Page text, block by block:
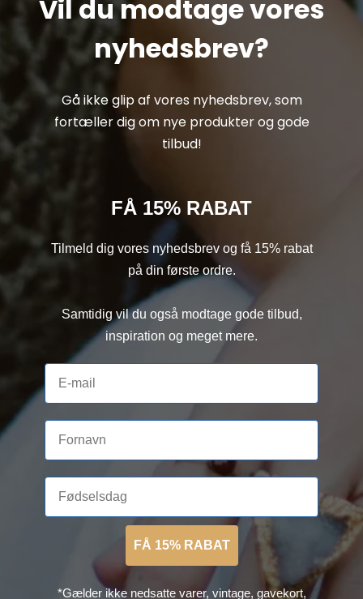
Vil du modtage vores
nyhedsbrev?
Gå ikke glip af vores nyhedsbrev, som
fortæller dig om nye produkter og gode
tilbud!
FÅ 15% RABAT
Tilmeld dig vores nyhedsbrev og få 15% rabat
på din første ordre.
Samtidig vil du også modtage gode tilbud,
inspiration og meget mere.
FÅ 15% RABAT
*Gælder ikke nedsatte varer, vintage, gavekort,